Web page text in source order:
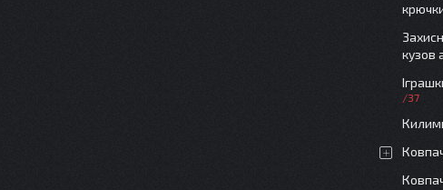
кузов
37